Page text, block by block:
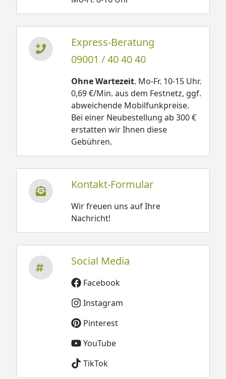
Express-Beratung
09001 / 40 40 40
Ohne Wartezeit. Mo-Fr. 10-15 Uhr.
0,69 €/Min. aus dem Festnetz, ggf.
abweichende Mobilfunkpreise.
Bei einer Neubestellung ab 300 €
erstatten wir Ihnen diese
Gebühren.
Kontakt-Formular
Wir freuen uns auf Ihre
Nachricht!
Social Media
Facebook
Instagram
Pinterest
YouTube
TikTok